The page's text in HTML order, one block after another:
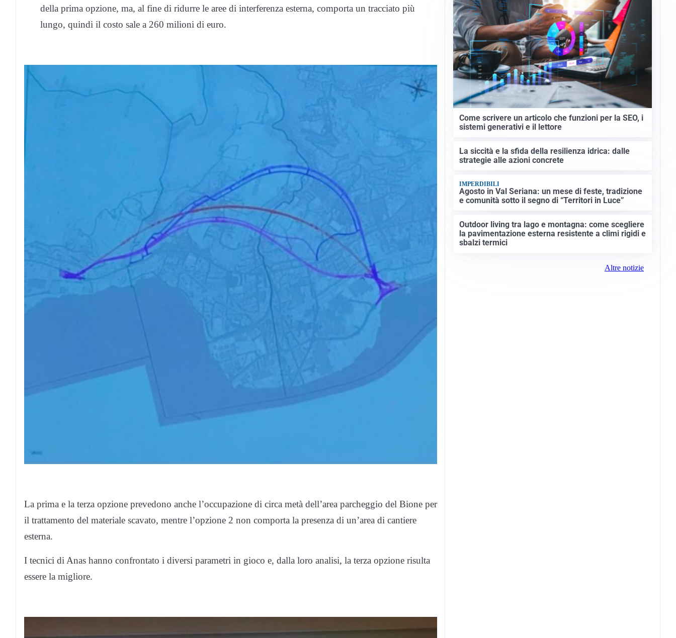
della prima opzione, ma, al fine di ridurre le aree di interferenza esterna, comporta un tracciato più
lungo, quindi il costo sale a 260 milioni di euro.
La prima e la terza opzione prevedono anche l’occupazione di circa metà dell’area parcheggio del Bione per
il trattamento del materiale scavato, mentre l’opzione 2 non comporta la presenza di un’area di cantiere
esterna.
I tecnici di Anas hanno confrontato i diversi parametri in gioco e, dalla loro analisi, la terza opzione risulta
essere la migliore.
Come scrivere un articolo che funzioni per la SEO, i
sistemi generativi e il lettore
La siccità e la sfida della resilienza idrica: dalle
strategie alle azioni concrete
IMPERDIBILI
Agosto in Val Seriana: un mese di feste, tradizione
e comunità sotto il segno di “Territori in Luce”
Outdoor living tra lago e montagna: come scegliere
la pavimentazione esterna resistente a climi rigidi e
sbalzi termici
Altre notizie